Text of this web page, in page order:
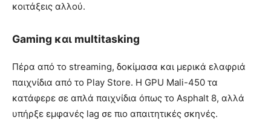
κοιτάξεις αλλού.
Gaming και multitasking
Πέρα από το streaming, δοκίμασα και μερικά ελαφριά
παιχνίδια από το Play Store. Η GPU Mali-450 τα
κατάφερε σε απλά παιχνίδια όπως το Asphalt 8, αλλά
υπήρξε εμφανές lag σε πιο απαιτητικές σκηνές.